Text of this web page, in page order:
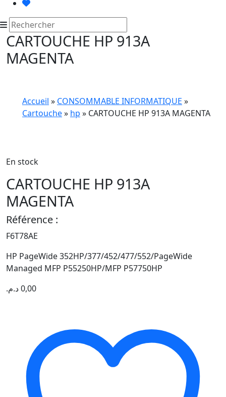
CARTOUCHE HP 913A
MAGENTA
Accueil » CONSOMMABLE INFORMATIQUE »
Cartouche» hp » CARTOUCHE HP 913A MAGENTA
En stock
CARTOUCHE HP 913A
MAGENTA
Référence :
F6T78AE
HP PageWide 352HP/377/452/477/552/PageWide
Managed MFP P55250HP/MFP P57750HP
0,00د.م.